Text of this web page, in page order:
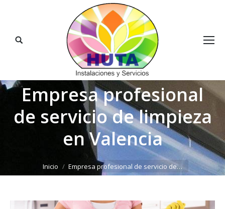
Buscar:
Empresa profesional
de servicio de limpieza
en Valencia
Inicio Empresa profesional de servicio de…